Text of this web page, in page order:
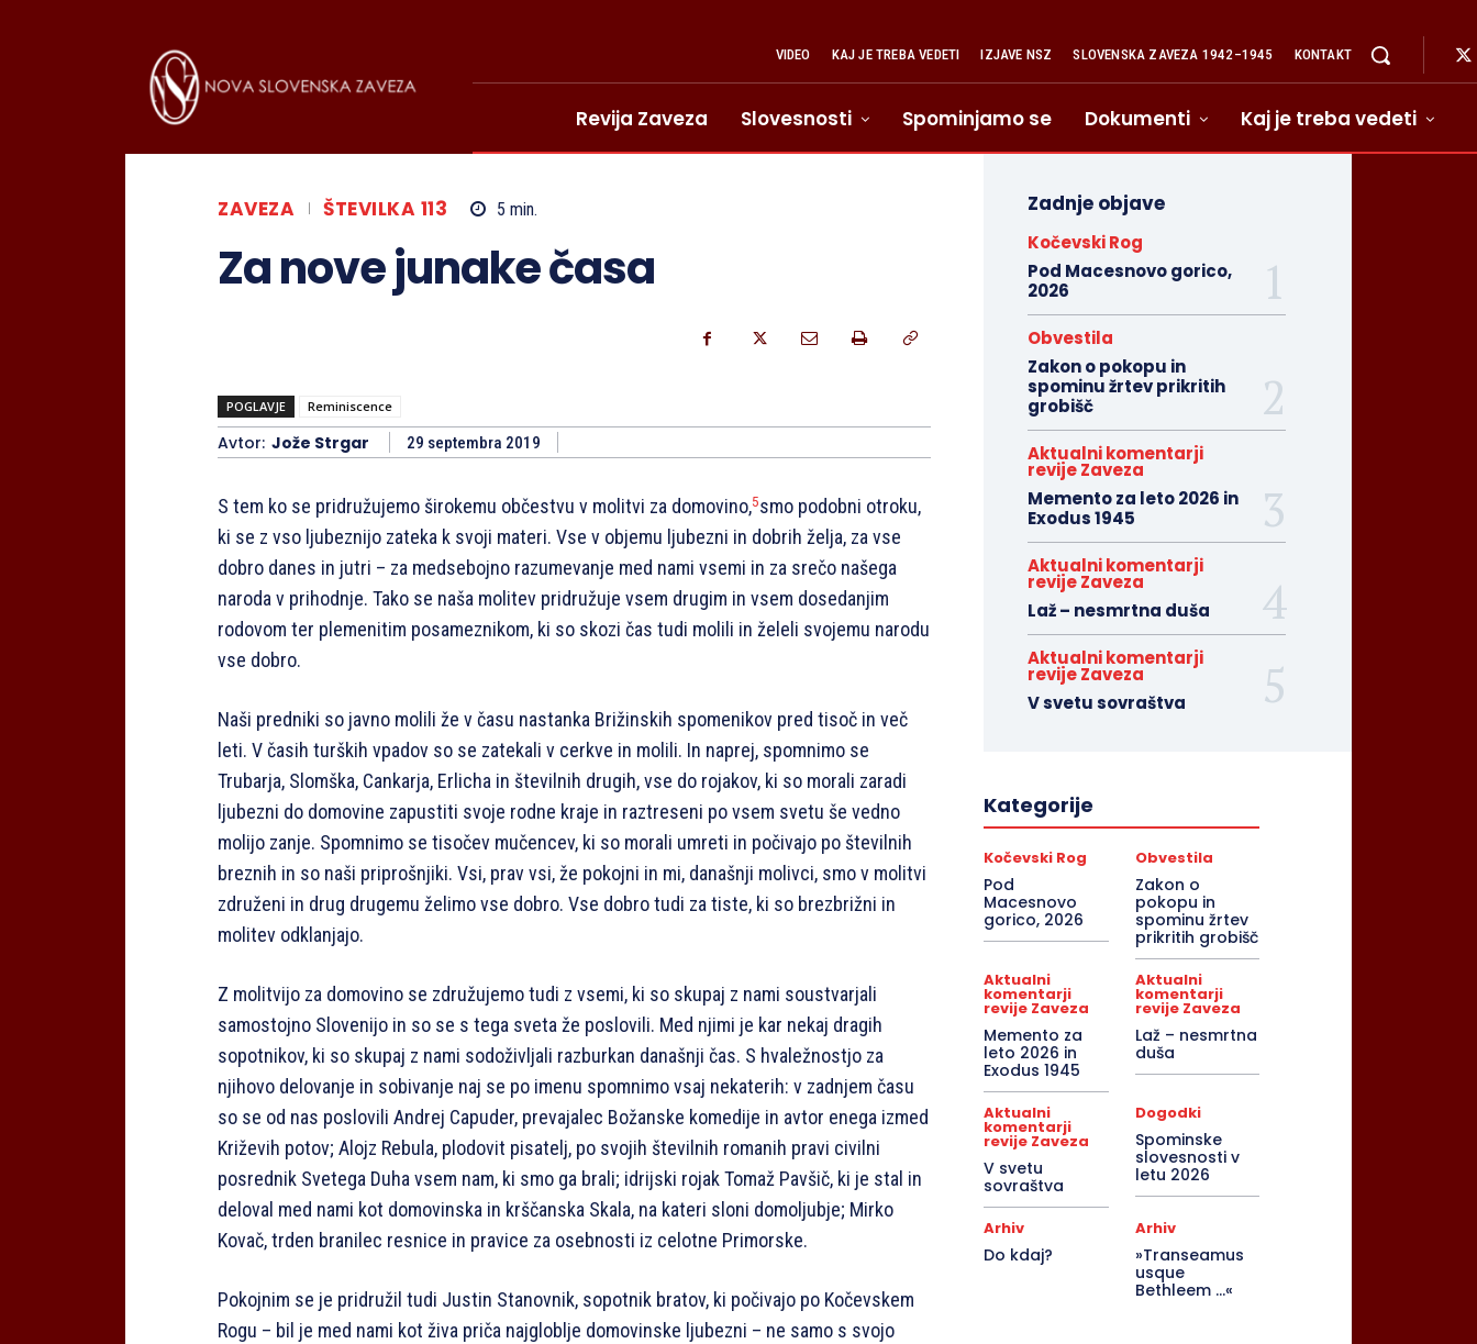
VIDEO KAJ JE TREBA VEDETI IZJAVE NSZ SLOVENSKA ZAVEZA 1942–1945 KONTAKT
Revija Zaveza Slovesnosti Spominjamo se Dokumenti Kaj je treba vedeti
ZAVEZA ŠTEVILKA 113 5 min.
Za nove junake časa
POGLAVJE Reminiscence
Avtor: Jože Strgar 29 septembra 2019
S tem ko se pridružujemo širokemu občestvu v molitvi za domovino,5smo podobni otroku,
ki se z vso ljubeznijo zateka k svoji materi. Vse v objemu ljubezni in dobrih želja, za vse
dobro danes in jutri – za medsebojno razumevanje med nami vsemi in za srečo našega
naroda v prihodnje. Tako se naša molitev pridružuje vsem drugim in vsem dosedanjim
rodovom ter plemenitim posameznikom, ki so skozi čas tudi molili in želeli svojemu narodu
vse dobro.
Naši predniki so javno molili že v času nastanka Brižinskih spomenikov pred tisoč in več
leti. V časih turških vpadov so se zatekali v cerkve in molili. In naprej, spomnimo se
Trubarja, Slomška, Cankarja, Erlicha in številnih drugih, vse do rojakov, ki so morali zaradi
ljubezni do domovine zapustiti svoje rodne kraje in raztreseni po vsem svetu še vedno
molijo zanje. Spomnimo se tisočev mučencev, ki so morali umreti in počivajo po številnih
breznih in so naši priprošnjiki. Vsi, prav vsi, že pokojni in mi, današnji molivci, smo v molitvi
združeni in drug drugemu želimo vse dobro. Vse dobro tudi za tiste, ki so brezbrižni in
molitev odklanjajo.
Z molitvijo za domovino se združujemo tudi z vsemi, ki so skupaj z nami soustvarjali
samostojno Slovenijo in so se s tega sveta že poslovili. Med njimi je kar nekaj dragih
sopotnikov, ki so skupaj z nami sodoživljali razburkan današnji čas. S hvaležnostjo za
njihovo delovanje in sobivanje naj se po imenu spomnimo vsaj nekaterih: v zadnjem času
so se od nas poslovili Andrej Capuder, prevajalec Božanske komedije in avtor enega izmed
Križevih potov; Alojz Rebula, plodovit pisatelj, po svojih številnih romanih pravi civilni
posrednik Svetega Duha vsem nam, ki smo ga brali; idrijski rojak Tomaž Pavšič, ki je stal in
deloval med nami kot domovinska in krščanska Skala, na kateri sloni domoljubje; Mirko
Kovač, trden branilec resnice in pravice za osebnosti iz celotne Primorske.
Pokojnim se je pridružil tudi Justin Stanovnik, sopotnik bratov, ki počivajo po Kočevskem
Rogu – bil je med nami kot živa priča najgloblje domovinske ljubezni – ne samo s svojo
Zadnje objave
Kočevski Rog
Pod Macesnovo gorico,
2026
Obvestila
Zakon o pokopu in
spominu žrtev prikritih
grobišč
Aktualni komentarji
revije Zaveza
Memento za leto 2026 in
Exodus 1945
Aktualni komentarji
revije Zaveza
Laž – nesmrtna duša
Aktualni komentarji
revije Zaveza
V svetu sovraštva
Kategorije
Kočevski Rog
Pod
Macesnovo
gorico, 2026
Obvestila
Zakon o
pokopu in
spominu žrtev
prikritih grobišč
Aktualni
komentarji
revije Zaveza
Memento za
leto 2026 in
Exodus 1945
Aktualni
komentarji
revije Zaveza
Laž – nesmrtna
duša
Aktualni
komentarji
revije Zaveza
V svetu
sovraštva
Dogodki
Spominske
slovesnosti v
letu 2026
Arhiv
Do kdaj?
Arhiv
»Transeamus
usque
Bethleem …«